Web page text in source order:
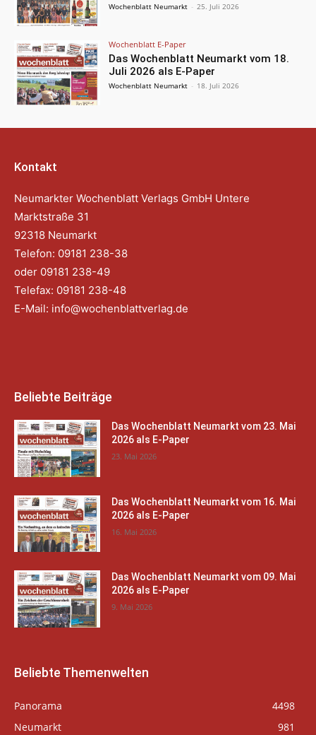
Wochenblatt Neumarkt - 25. Juli 2026
Wochenblatt E-Paper
Das Wochenblatt Neumarkt vom 18.
Juli 2026 als E-Paper
Wochenblatt Neumarkt - 18. Juli 2026
Kontakt
Neumarkter Wochenblatt Verlags GmbH Untere
Marktstraße 31
92318 Neumarkt
Telefon: 09181 238-38
oder 09181 238-49
Telefax: 09181 238-48
E-Mail: info@wochenblattverlag.de
Beliebte Beiträge
Das Wochenblatt Neumarkt vom 23. Mai
2026 als E-Paper
23. Mai 2026
Das Wochenblatt Neumarkt vom 16. Mai
2026 als E-Paper
16. Mai 2026
Das Wochenblatt Neumarkt vom 09. Mai
2026 als E-Paper
9. Mai 2026
Beliebte Themenwelten
Panorama
4498
Neumarkt
981